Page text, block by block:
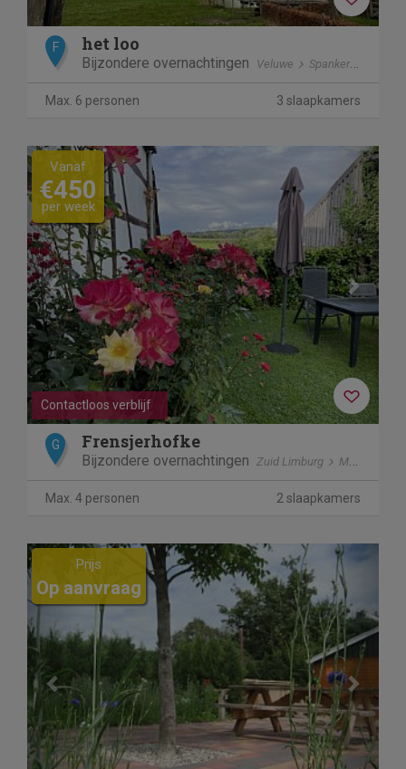
F het loo
Bijzondere overnachtingen Veluwe Spankeren
Max. 6 personen 3 slaapkamers
Previous Next
Contactloos verblijf
Vanaf
€450
per week
G Frensjerhofke
Bijzondere overnachtingen Zuid Limburg Mechelen
Max. 4 personen 2 slaapkamers
Previous
Prijs
Op aanvraag